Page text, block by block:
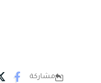
مشاركة